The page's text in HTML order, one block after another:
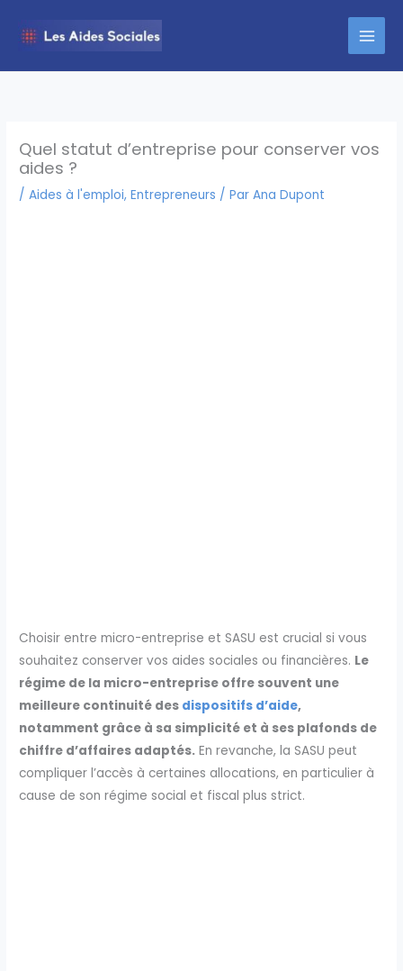
Quel statut d’entreprise pour conserver vos
aides ?
/Aides à l'emploi,Entrepreneurs / ParAna Dupont
Choisir entre micro-entreprise et SASU est crucial si vous
souhaitez conserver vos aides sociales ou financières. Le
régime de la micro-entreprise offre souvent une
meilleure continuité des dispositifs d’aide,
notamment grâce à sa simplicité et à ses plafonds de
chiffre d’affaires adaptés. En revanche, la SASU peut
compliquer l’accès à certaines allocations, en particulier à
cause de son régime social et fiscal plus strict.